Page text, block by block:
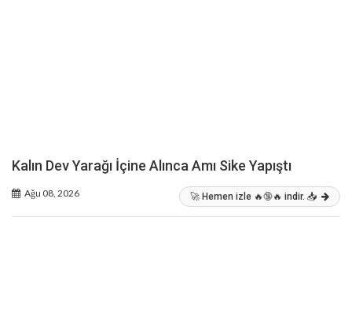
Kalın Dev Yarağı İçine Alınca Amı Sike Yapıştı
Ağu 08, 2026 🚀 Hemen izle 🔥🔞🔥 indir. 📥